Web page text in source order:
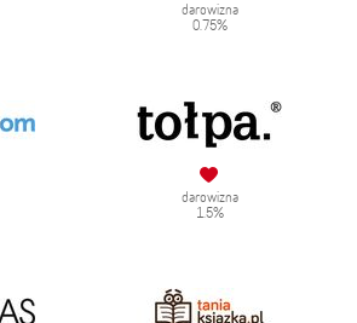
darowizna
0.75%
darowizna
1.5%